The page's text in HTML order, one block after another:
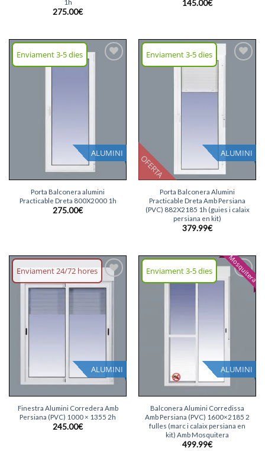
1h
275.00€
145.00€
Enviament 3-5 dies
ALUMINI
Porta Balconera alumini
Practicable Dreta 800X2000 1h
275.00€
OFERTA
Enviament 3-5 dies
ALUMINI
Porta Balconera Alumini
Practicable Dreta Amb Persiana
(PVC) 882X2185 1h (guies i calaix
persiana en kit)
379.99€
Enviament 24/72 hores
ALUMINI
Afegeix
Finestra Alumini Corredera Amb
Persiana (PVC) 1000 × 1355 2h
245.00€
Enviament 3-5 dies
ALUMINI
Mosquitera
Afegeix
Balconera Alumini Corredissa
Amb Persiana (PVC) 1600×2185 2
fulles (marc i calaix persiana en
kit) Amb Mosquitera
499.99€